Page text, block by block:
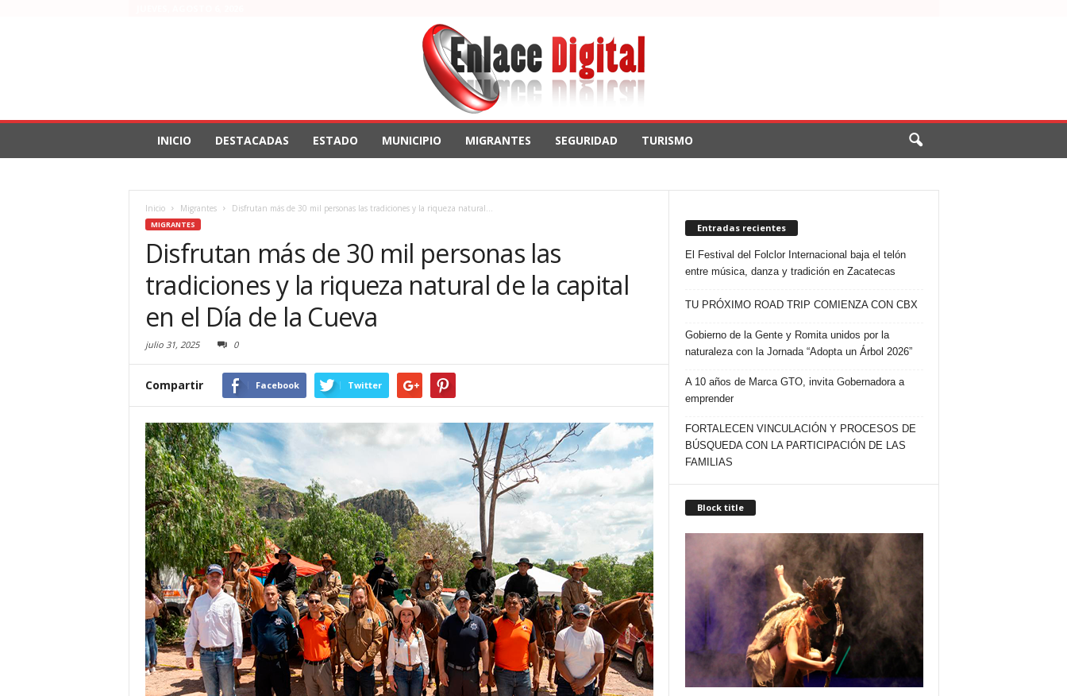
INICIO DESTACADAS ESTADO MUNICIPIO MIGRANTES SEGURIDAD TURISMO
Inicio Migrantes Disfrutan más de 30 mil personas las tradiciones y la riqueza natural...
MIGRANTES
Disfrutan más de 30 mil personas las
tradiciones y la riqueza natural de la capital
en el Día de la Cueva
julio 31, 2025 0
Compartir Facebook Twitter
Entradas recientes
El Festival del Folclor Internacional baja el telón
entre música, danza y tradición en Zacatecas
TU PRÓXIMO ROAD TRIP COMIENZA CON CBX
Gobierno de la Gente y Romita unidos por la
naturaleza con la Jornada “Adopta un Árbol 2026”
A 10 años de Marca GTO, invita Gobernadora a
emprender
FORTALECEN VINCULACIÓN Y PROCESOS DE
BÚSQUEDA CON LA PARTICIPACIÓN DE LAS
FAMILIAS
Block title